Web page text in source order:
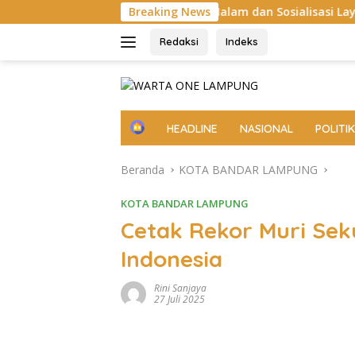
ke
Breaking News
Ronda Malam dan Sosialisasi Layanan 110 Aksi
Redaksi Indeks
H
e
HEADLINE NASIONAL POLITIK
Beranda KOTA BANDAR LAMPUNG
KOTA BANDAR LAMPUNG
Cetak Rekor Muri
Indonesia
Rini Sanjaya
27 Juli 2025